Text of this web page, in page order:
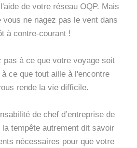
de votre réseau OQP. Mais
vous ne nagez pas le vent dans
à contre-courant !
pas à ce que votre voyage soit
ce que tout aille à l'encontre
rende la vie difficile.
de chef d’entreprise de
tempête autrement dit savoir
nécessaires pour que votre